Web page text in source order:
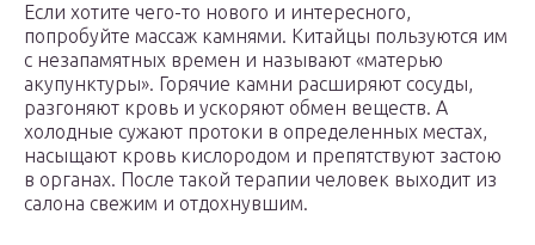
Если хотите чего-то нового и интересного,
попробуйте массаж камнями. Китайцы пользуются им
с незапамятных времен и называют «матерью
акупунктуры». Горячие камни расширяют сосуды,
разгоняют кровь и ускоряют обмен веществ. А
холодные сужают протоки в определенных местах,
насыщают кровь кислородом и препятствуют застою
в органах. После такой терапии человек выходит из
салона свежим и отдохнувшим.